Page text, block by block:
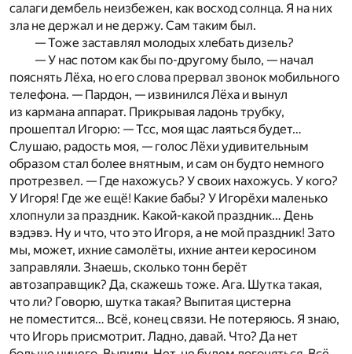
салаги дембель неизбежен, как восход солнца. Я на них
зла не держал и не держу. Сам таким был.
— Тоже заставлял молодых хлебать дизель?
— У нас потом как бы по-другому было, — начал
пояснять Лёха, но его слова прервал звонок мобильного
телефона. — Пардон, — извинился Лёха и вынул
из кармана аппарат. Прикрывая ладонь трубку,
прошептал Игорю: — Тсс, моя щас лаяться будет…
Слушаю, радость моя, — голос Лёхи удивительным
образом стал более внятным, и сам он будто немного
протрезвел. — Где нахожусь? У своих нахожусь. У кого?
У Игоря! Где же ещё! Какие бабы? У Игорёхи маленько
хлопнули за праздник. Какой-какой праздник… День
вэдэвэ. Ну и что, что это Игоря, а не мой праздник! Зато
мы, может, ихние самолёты, ихние антеи керосином
заправляли. Знаешь, сколько тонн берёт
автозаправщик? Да, скажешь тоже. Ага. Шутка такая,
что ли? Говорю, шутка такая? Выпитая цистерна
не поместится… Всё, конец связи. Не потеряюсь. Я знаю,
что Игорь присмотрит. Ладно, давай. Что? Да нет